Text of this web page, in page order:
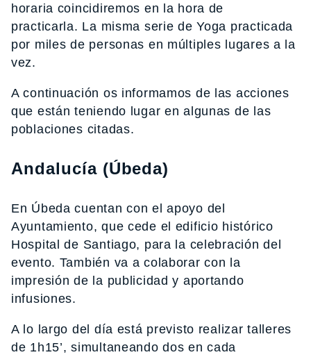
horaria coincidiremos en la hora de
practicarla. La misma serie de Yoga practicada
por miles de personas en múltiples lugares a la
vez.
A continuación os informamos de las acciones
que están teniendo lugar en algunas de las
poblaciones citadas.
Andalucía (Úbeda)
En Úbeda cuentan con el apoyo del
Ayuntamiento, que cede el edificio histórico
Hospital de Santiago, para la celebración del
evento. También va a colaborar con la
impresión de la publicidad y aportando
infusiones.
A lo largo del día está previsto realizar talleres
de 1h15’, simultaneando dos en cada